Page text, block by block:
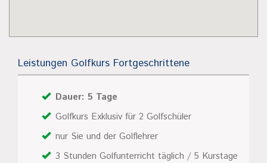
Leistungen Golfkurs Fortgeschrittene
Dauer: 5 Tage
Golfkurs Exklusiv für 2 Golfschüler
nur Sie und der Golflehrer
3 Stunden Golfunterricht täglich / 5 Kurstage